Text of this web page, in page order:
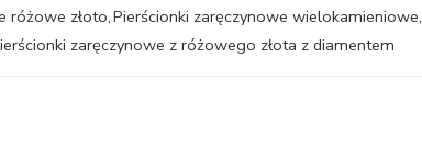
różowe złoto,Pierścionki zaręczynowe wielokamieniowe,
zaręczynowe z różowego złota z diamentem